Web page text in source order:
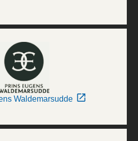
Waldemarsudde